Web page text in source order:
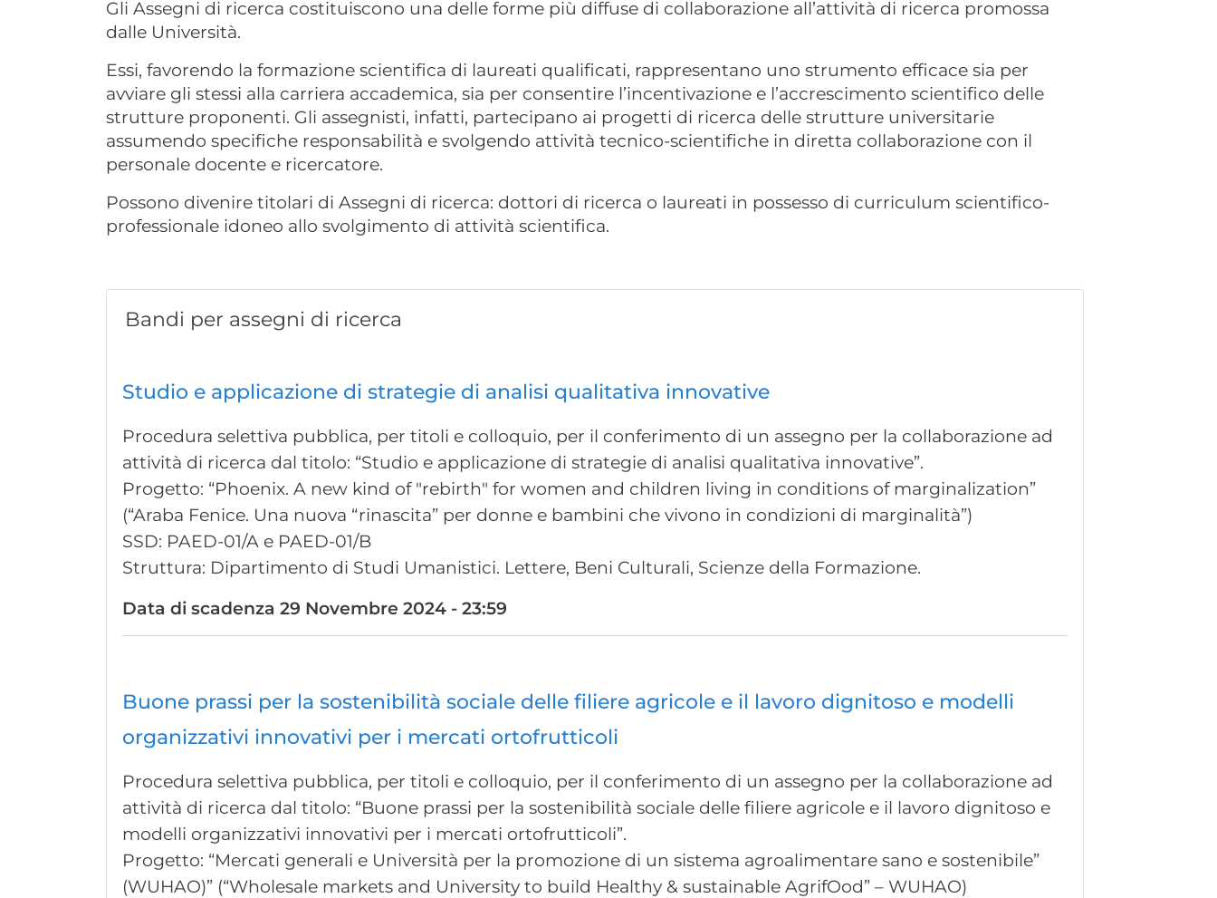
Gli Assegni di ricerca costituiscono una delle forme più diffuse di collaborazione all’attività di ricerca promossa
dalle Università.
Essi, favorendo la formazione scientifica di laureati qualificati, rappresentano uno strumento efficace sia per
avviare gli stessi alla carriera accademica, sia per consentire l’incentivazione e l’accrescimento scientifico delle
strutture proponenti. Gli assegnisti, infatti, partecipano ai progetti di ricerca delle strutture universitarie
assumendo specifiche responsabilità e svolgendo attività tecnico-scientifiche in diretta collaborazione con il
personale docente e ricercatore.
Possono divenire titolari di Assegni di ricerca: dottori di ricerca o laureati in possesso di curriculum scientifico-
professionale idoneo allo svolgimento di attività scientifica.
Bandi per assegni di ricerca
Studio e applicazione di strategie di analisi qualitativa innovative
Procedura selettiva pubblica, per titoli e colloquio, per il conferimento di un assegno per la collaborazione ad
attività di ricerca dal titolo: “Studio e applicazione di strategie di analisi qualitativa innovative”.
Progetto: “Phoenix. A new kind of "rebirth" for women and children living in conditions of marginalization”
(“Araba Fenice. Una nuova “rinascita” per donne e bambini che vivono in condizioni di marginalità”)
SSD: PAED-01/A e PAED-01/B
Struttura: Dipartimento di Studi Umanistici. Lettere, Beni Culturali, Scienze della Formazione.
Data di scadenza 29 Novembre 2024 - 23:59
Buone prassi per la sostenibilità sociale delle filiere agricole e il lavoro dignitoso e modelli
organizzativi innovativi per i mercati ortofrutticoli
Procedura selettiva pubblica, per titoli e colloquio, per il conferimento di un assegno per la collaborazione ad
attività di ricerca dal titolo: “Buone prassi per la sostenibilità sociale delle filiere agricole e il lavoro dignitoso e
modelli organizzativi innovativi per i mercati ortofrutticoli”.
Progetto: “Mercati generali e Università per la promozione di un sistema agroalimentare sano e sostenibile”
(WUHAO)” (“Wholesale markets and University to build Healthy & sustainable AgrifOod” – WUHAO)